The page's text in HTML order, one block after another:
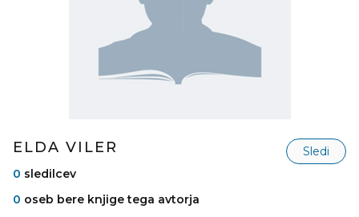
ELDA VILER
Sledi
0 sledilcev
0 oseb bere knjige tega avtorja